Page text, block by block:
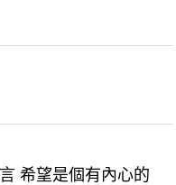
希望是個有內心的